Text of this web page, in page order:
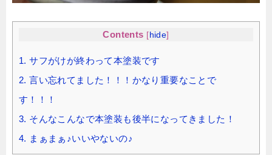
Contents [ hide]
1. サフがけが終わって本塗装です
2. 言い忘れてました！！！かなり重要なことで
す！！！
3. そんなこんなで本塗装も後半になってきました！
4. まぁまぁ♪いいやないの♪